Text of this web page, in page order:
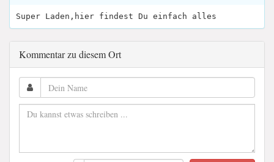
Super Laden,hier findest Du einfach alles
Kommentar zu diesem Ort